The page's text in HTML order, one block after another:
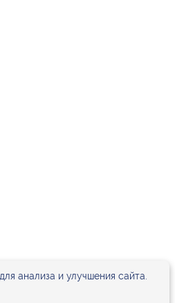
анализа и улучшения сайта.